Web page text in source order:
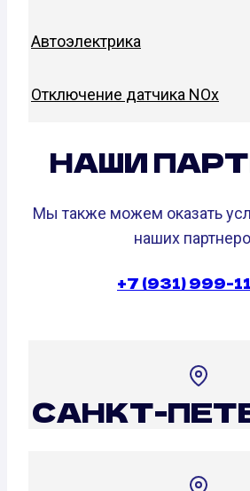
Автоэлектрика
Отключение датчика NOx
НАШИ
Мы также можем оказать
наших
+7 (931) 999-
САНКТ-